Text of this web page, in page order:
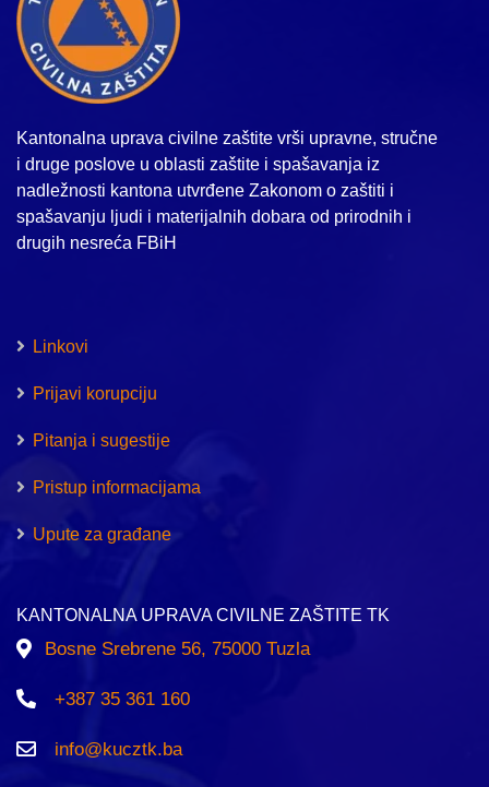
Kantonalna uprava civilne zaštite vrši upravne, stručne
i druge poslove u oblasti zaštite i spašavanja iz
nadležnosti kantona utvrđene Zakonom o zaštiti i
spašavanju ljudi i materijalnih dobara od prirodnih i
drugih nesreća FBiH
Linkovi
Prijavi korupciju
Pitanja i sugestije
Pristup informacijama
Upute za građane
KANTONALNA UPRAVA CIVILNE ZAŠTITE TK
Bosne Srebrene 56, 75000 Tuzla
+387 35 361 160
info@kucztk.ba